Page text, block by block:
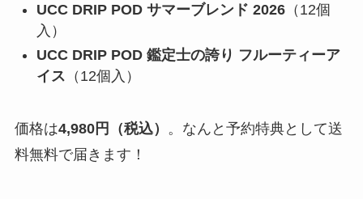
UCC DRIP POD サマーブレンド 2026（12個
入）
UCC DRIP POD 鑑定士の誇り フルーティーア
イス （12個入）
価格は4,980円（税込） 。なんと予約特典として送
料無料で届きます！